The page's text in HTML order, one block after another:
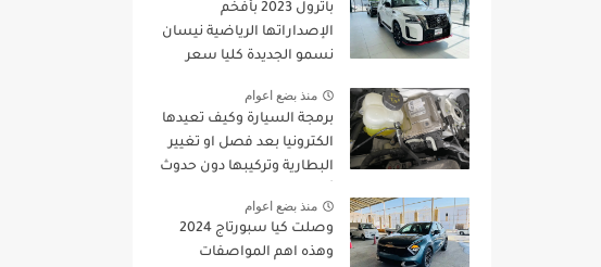
باترول 2023 بأفخم
الإصداراتها الرياضية نيسان
نسمو الجديدة كليا سعر
JOOAUTOMOBILE
منذ بضع اعوام
برمجة السيارة وكيف تعيدها
الكترونيا بعد فصل او تغيير
البطارية وتركيبها دون حدوث
منذ بضع اعوام
وصلت كيا سبورتاج 2024
وهذه اهم المواصفات